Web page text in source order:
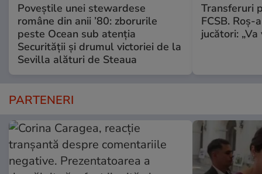
Poveștile unei stewardese
române din anii ’80: zborurile
peste Ocean sub atenția
Securității și drumul victoriei de la
Sevilla alături de Steaua
Transferuri
FCSB.
jucători:
PARTENERI